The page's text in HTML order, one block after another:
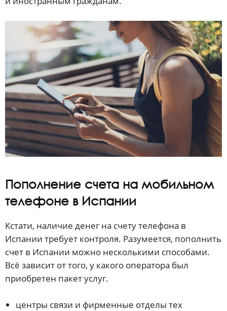
Пополнение счета на мобильном
телефоне в Испании
Кстати, наличие денег на счету телефона в
Испании требует контроля. Разумеется, пополнить
счет в Испании можно несколькими способами.
Всё зависит от того, у какого оператора был
приобретен пакет услуг.
центры связи и фирменные отделы тех